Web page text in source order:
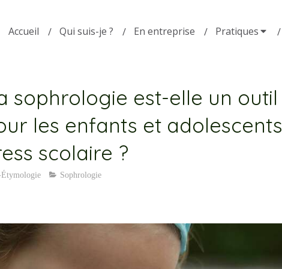
Accueil Qui suis-je ? En entreprise Pratiques
sophrologie est-elle un outil
les enfants et adolescents
scolaire ?
Étymologie Sophrologie